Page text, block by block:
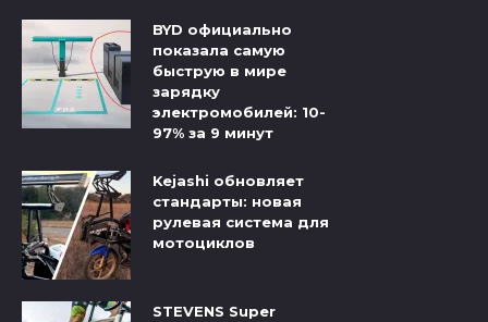
BYD официально
показала самую
быструю в мире
зарядку
электромобилей: 10-
97% за 9 минут
Kejashi обновляет
стандарты: новая
рулевая система для
мотоциклов
STEVENS Super